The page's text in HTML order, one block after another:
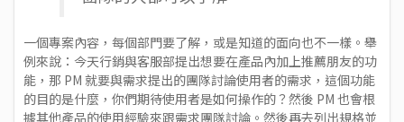
一個專案內容，每個部門要了解，或是知道的面向也不一樣。舉
例來說：今天行銷與客服部提出想要在產品內加上推薦朋友的功
能，那 PM 就要與需求提出的團隊討論使用者的需求，這個功能
的目的是什麼，你們期待使用者是如何操作的？然後 PM 也會根
據其他產品的使用經驗來跟需求團隊討論。然後再去列出規格並